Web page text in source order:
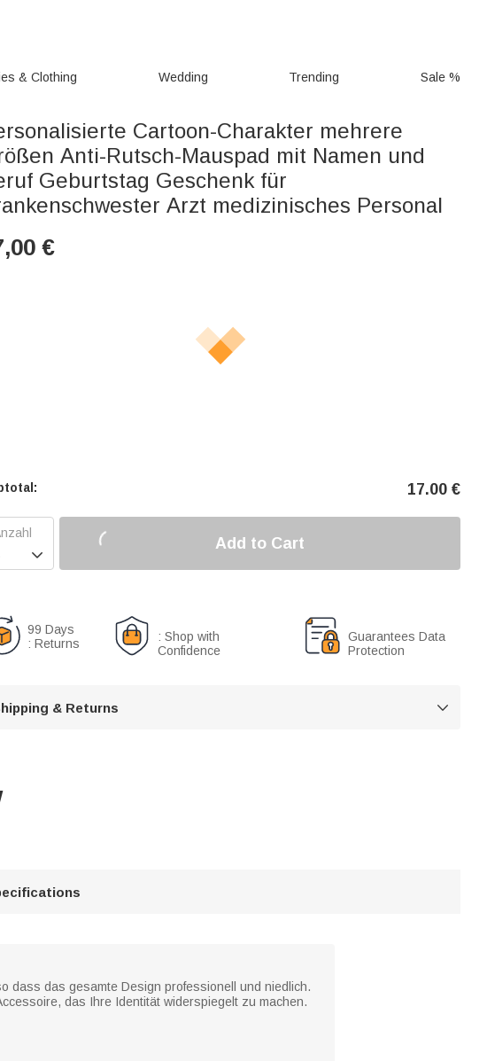
& Clothing Wedding Trending Sale %
Cartoon-Charakter mehrere
Anti-Rutsch-Mauspad mit Namen und
Geburtstag Geschenk für
Arzt medizinisches Personal
€
17.00 €

Add to Cart
99 Days
: Returns
: Shop with
Confidence
Guarantees Data
Protection
& Returns 
dass das gesamte Design professionell und niedlich.
das Ihre Identität widerspiegelt zu machen.